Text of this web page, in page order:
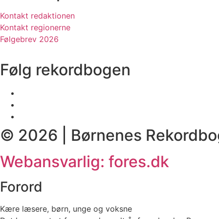
Kontakt redaktionen
Kontakt regionerne
Følgebrev 2026
Følg rekordbogen
© 2026 | Børnenes
Webansvarlig: fores.dk
Forord
Kære læsere, børn, unge og voksne